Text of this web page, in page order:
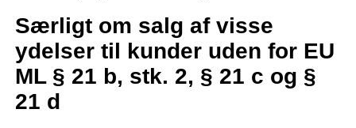
Særligt om salg af visse
ydelser til kunder uden for EU
ML § 21 b, stk. 2, § 21 c og §
21 d